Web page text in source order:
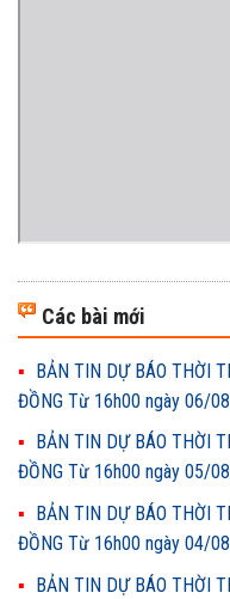
Các bài mới
BẢN TIN DỰ BÁO THỜI
ĐỒNG Từ 16h00 ngày 06/
BẢN TIN DỰ BÁO THỜI
ĐỒNG Từ 16h00 ngày 05/
BẢN TIN DỰ BÁO THỜI
ĐỒNG Từ 16h00 ngày 04/
BẢN TIN DỰ BÁO THỜI